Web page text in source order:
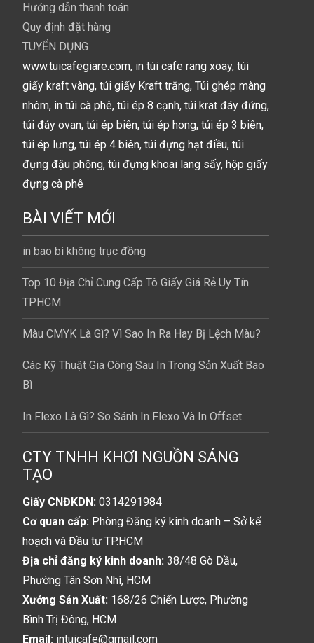
Hướng dẫn thanh toán
Quy định đặt hàng
TUYỂN DỤNG
www.tuicafegiare.com, in túi cafe rang xoay, túi
giấy kraft vàng, túi giấy Kraft trắng, Túi ghép màng
nhôm, in túi cà phê, túi ép 8 cạnh, túi krat đáy đứng,
túi đáy ovan, túi ép biên, túi ép hong, túi ép 3 biên,
túi ép lưng, túi ép 4 biên, túi đựng hạt điều, túi
đựng đậu phộng, túi đựng khoai lang sấy, hộp giấy
đựng cà phê
BÀI VIẾT MỚI
in bao bì không trục đồng
Top 10 Địa Chỉ Cung Cấp Tô Giấy Giá Rẻ Uy Tín
TPHCM
Màu CMYK Là Gì? Vì Sao In Ra Hay Bị Lệch Màu?
Các Kỹ Thuật Gia Công Sau In Trong Sản Xuất Bao
Bì
In Flexo Là Gì? So Sánh In Flexo Và In Offset
CTY TNHH KHƠI NGUỒN SÁNG
TẠO
Giấy CNĐKDN: 0314291984
Cơ quan cấp: Phòng Đăng ký kinh doanh – Sở kế
hoạch và Đầu tư TP.HCM
Địa chỉ đăng ký kinh doanh: 38/48 Gò Dầu,
Phường Tân Sơn Nhì, HCM
Xưởng Sản Xuất: 168/26 Chiến Lược, Phường
Bình Trị Đông, HCM
Email: intuicafe@gmail.com